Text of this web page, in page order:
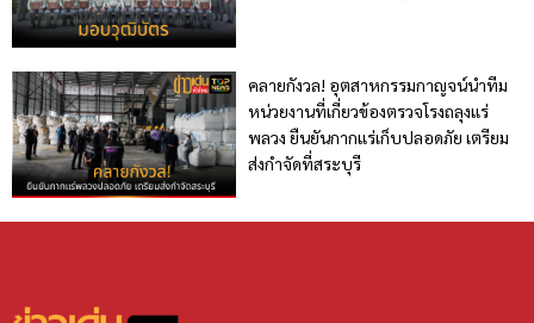
คลายกังวล! อุตสาหกรรมกาญจน์นำทีม
หน่วยงานที่เกี่ยวข้องตรวจโรงถลุงแร่
พลวง ยืนยันกากแร่เก็บปลอดภัย เตรียม
ส่งกำจัดที่สระบุรี